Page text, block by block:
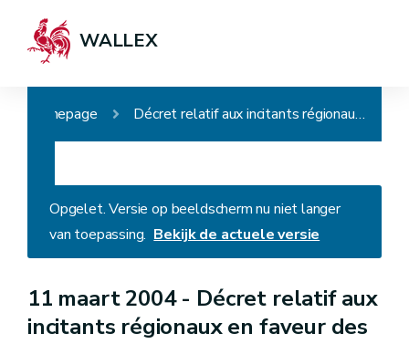
WALLEX
Homepage Décret relatif aux incitants régionaux en faveur des grandes entreprises
Opgelet. Versie op beeldscherm nu niet langer
van toepassing. Bekijk de actuele versie
11 maart 2004 - Décret relatif aux
incitants régionaux en faveur des